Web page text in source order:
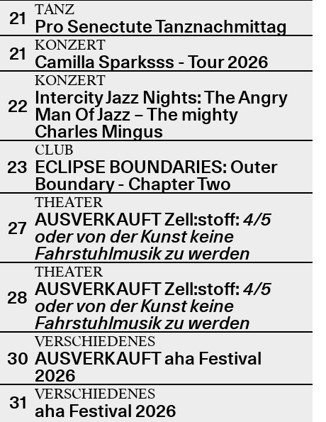
21 TANZ
Pro Senectute Tanznachmittag
21 KONZERT
Camilla Sparksss - Tour 2026
22
KONZERT
Intercity Jazz Nights: The Angry
Man Of Jazz – The mighty
Charles Mingus
23
CLUB
ECLIPSE BOUNDARIES: Outer
Boundary - Chapter Two
27
THEATER
AUSVERKAUFT Zell:stoff: 4/5
oder von der Kunst keine
Fahrstuhlmusik zu werden
28
THEATER
AUSVERKAUFT Zell:stoff: 4/5
oder von der Kunst keine
Fahrstuhlmusik zu werden
30
VERSCHIEDENES
AUSVERKAUFT aha Festival
2026
31 VERSCHIEDENES
aha Festival 2026